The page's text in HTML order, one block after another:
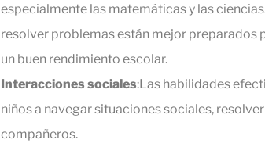
especialmente las matemáticas y las
resolver problemas están mejor
un buen rendimiento escolar.
Interacciones sociales:Las habilidades
niños a navegar situaciones sociales,
compañeros.